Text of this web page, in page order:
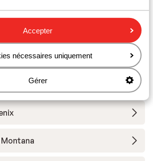
Accepter
nécessaires uniquement
Gérer
Tignes Val Claret
CGH Le Lodge des Neiges
des Neiges